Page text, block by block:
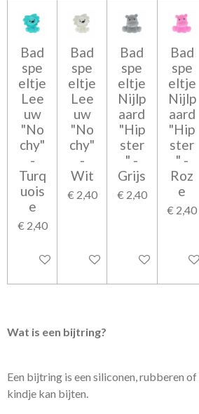
Bad
spe
eltje
Lee
uw
"No
chy"
-
Turq
uois
e
€ 2,40
In winkelwagen
Bad
spe
eltje
Lee
uw
"No
chy"
-
Wit
€ 2,40
In winkelwagen
Bad
spe
eltje
Nijlp
aard
"Hip
ster
" -
Grijs
€ 2,40
In winkelwagen
Bad
spe
eltje
Nijlp
aard
"Hip
ster
" -
Roz
e
€ 2,40
In
Wat is een bijtring?
Een bijtring is een siliconen, rubberen
kindje kan bijten.